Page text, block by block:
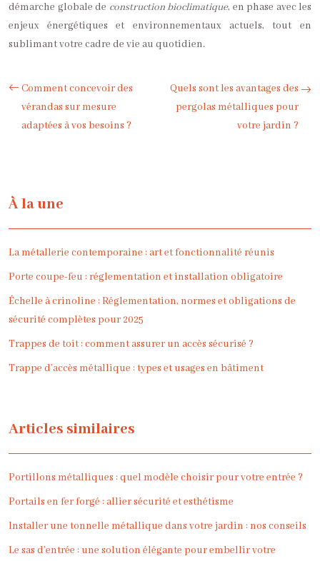
démarche globale de construction bioclimatique, en phase avec les
enjeux énergétiques et environnementaux actuels, tout en
sublimant votre cadre de vie au quotidien.
Comment concevoir des
vérandas sur mesure
adaptées à vos besoins ?
Quels sont les avantages des
pergolas métalliques pour
votre jardin ?
À la une
La métallerie contemporaine : art et fonctionnalité réunis
Porte coupe-feu : réglementation et installation obligatoire
Échelle à crinoline : Réglementation, normes et obligations de
sécurité complètes pour 2025
Trappes de toit : comment assurer un accès sécurisé ?
Trappe d’accès métallique : types et usages en bâtiment
Articles similaires
Portillons métalliques : quel modèle choisir pour votre entrée ?
Portails en fer forgé : allier sécurité et esthétisme
Installer une tonnelle métallique dans votre jardin : nos conseils
Le sas d’entrée : une solution élégante pour embellir votre